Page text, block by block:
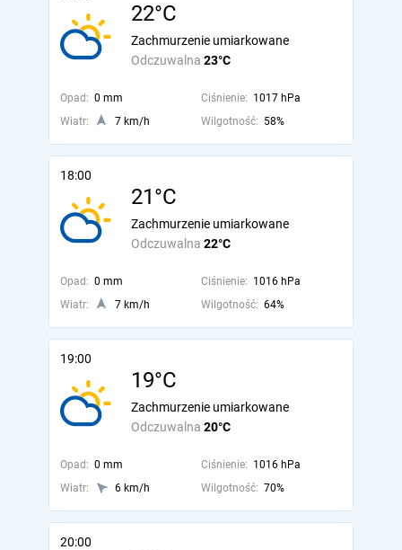
22°C
Odczuwalna 23°C
Zachmurzenie umiarkowane
Opad: 0 mm Ciśnienie: 1017 hPa
Wiatr:
7 km/h Wilgotność: 58%
18:00
21°C
Odczuwalna 22°C
Zachmurzenie umiarkowane
Opad: 0 mm Ciśnienie: 1016 hPa
Wiatr:
7 km/h Wilgotność: 64%
19:00
19°C
Odczuwalna 20°C
Zachmurzenie umiarkowane
Opad: 0 mm Ciśnienie: 1016 hPa
Wiatr:
6 km/h Wilgotność: 70%
20:00